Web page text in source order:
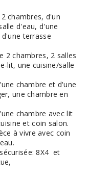
chambres, d'un
d'eau, d'une
terrasse
2 chambres, 2 salles
lit, une cuisine/salle
chambre et d'une
une chambre en
chambre avec lit
et coin salon.
à vivre avec coin
8X4 et